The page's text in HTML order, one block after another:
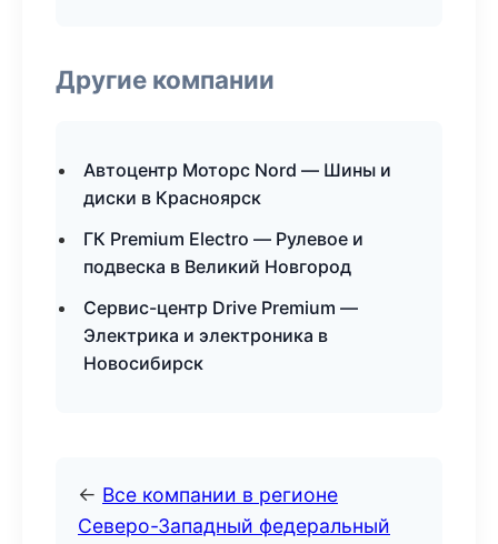
Другие компании
Автоцентр Моторс Nord — Шины и
диски в Красноярск
ГК Premium Electro — Рулевое и
подвеска в Великий Новгород
Сервис-центр Drive Premium —
Электрика и электроника в
Новосибирск
← Все компании в регионе
Северо-Западный федеральный